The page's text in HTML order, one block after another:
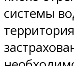
системы